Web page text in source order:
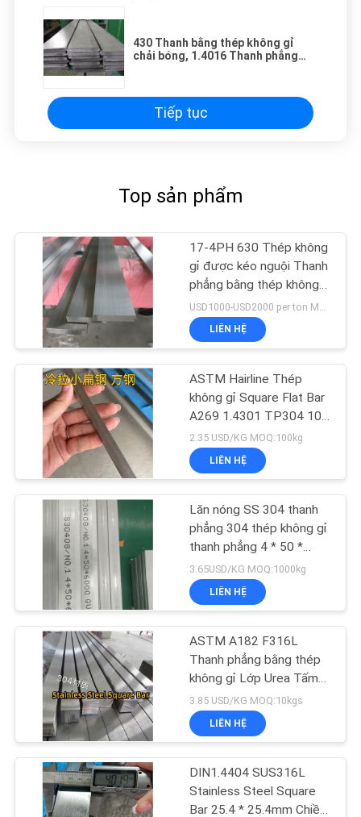
430 Thanh bằng thép không gỉ
chải bóng, 1.4016 Thanh phẳng
Tiếp tục
Top sản phẩm
17-4PH 630 Thép không
gỉ được kéo nguội Thanh
phẳng bằng thép không
gỉ 6000mm
LIÊN HỆ
ASTM Hairline Thép
không gỉ Square Flat Bar
A269 1.4301 TP304 10 *
10 Cold Drawn
2.35 USD/KG MOQ:100kg
LIÊN HỆ
Lăn nóng SS 304 thanh
phẳng 304 thép không gỉ
thanh phẳng 4 * 50 *
6000mm
3.65USD/KG MOQ:1000kg
LIÊN HỆ
ASTM A182 F316L
Thanh phẳng bằng thép
không gỉ Lớp Urea Tấm
vuông lạnh được vẽ
3.85 USD/KG MOQ:10kgs
LIÊN HỆ
DIN1.4404 SUS316L
Stainless Steel Square
Bar 25.4 * 25.4mm Chiều